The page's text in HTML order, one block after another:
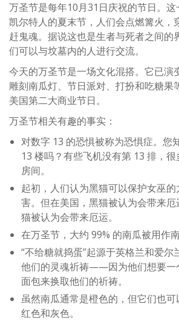
万圣节是每年10月31日庆祝的节日。
凯尔特人的夏末节，人们会点燃篝火，
赶鬼魂。据说这也是生者与死者之间的
们可以与坟墓内的人进行交流。
今天的万圣节是一场文化混搭。它已演
雕刻南瓜灯、节日派对、打扮和吃糖果
美国第二大商业节日。
万圣节相关有趣的事实：
对数字 13 的恐惧被称为恐惧症。您
13 楼吗？有些飞机没有第 13 排，
房间。
起初，人们认为黑猫可以保护女巫
害。但在美国，黑猫被认为会带来
猫被认为会带来厄运。
在万圣节，大约 99% 的南瓜被用作
“不给糖就捣蛋”起源于英格兰和爱尔
他们的灵魂祈祷——因为他们想要一
面包来换取他们的祈祷。
虽然南瓜通常是橙色的，但它们也可
红色和灰色。